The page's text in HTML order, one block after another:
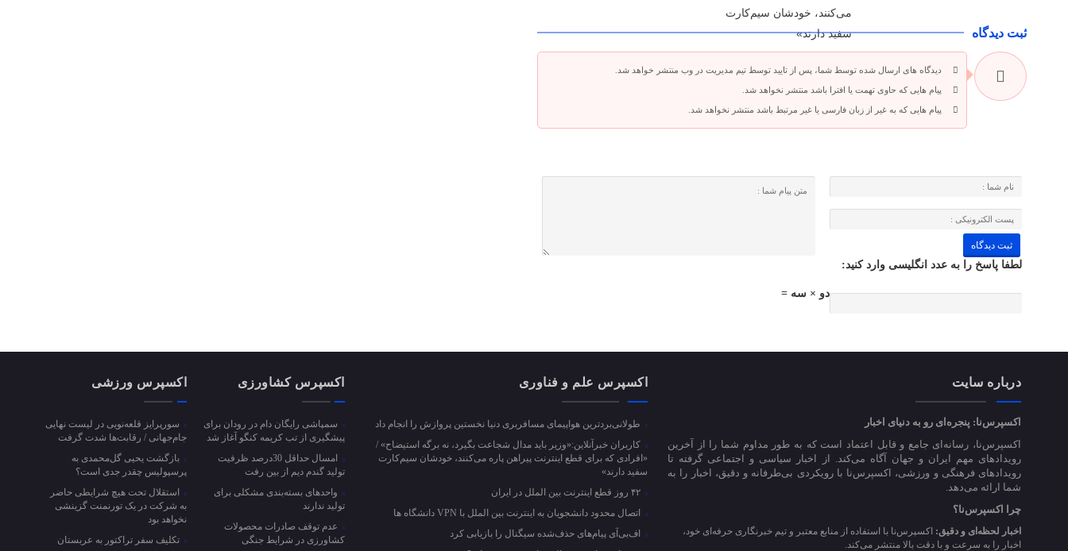
می‌کنند، خودشان سیم‌کارت
سفید دارند»
ثبت دیدگاه
دیدگاه های ارسال شده توسط شما، پس از تایید توسط تیم مدیریت در وب منتشر خواهد شد.
پیام هایی که حاوی تهمت یا افترا باشد منتشر نخواهد شد.
پیام هایی که به غیر از زبان فارسی یا غیر مرتبط باشد منتشر نخواهد شد.
لطفا پاسخ را به عدد انگلیسی وارد کنید:
دو × سه =
درباره سایت
اکسپرس‌نا: پنجره‌ای رو به دنیای اخبار
اکسپرس‌نا، رسانه‌ای جامع و قابل اعتماد است که به طور مداوم شما را از آخرین
رویدادهای مهم ایران و جهان آگاه می‌کند. از اخبار سیاسی و اجتماعی گرفته تا
رویدادهای فرهنگی و ورزشی، اکسپرس‌نا با رویکردی بی‌طرفانه و دقیق، اخبار را به
شما ارائه می‌دهد.
چرا اکسپرس‌نا؟
اخبار لحظه‌ای و دقیق: اکسپرس‌نا با استفاده از منابع معتبر و تیم خبرنگاری حرفه‌ای خود،
اخبار را به سرعت و با دقت بالا منتشر می‌کند.
اکسپرس علم و فناوری
طولانی‌بردترین هواپیمای مسافربری دنیا نخستین پروازش را انجام داد
کاربران خبرآنلاین:«وزیر باید مدال شجاعت بگیرد، نه برگه استیضاح» /
«افرادی که برای قطع اینترنت پیراهن پاره می‌کنند، خودشان سیم‌کارت
سفید دارند»
اتصال محدود دانشجویان به اینترنت بین الملل با VPN دانشگاه ها
اف‌بی‌آی پیام‌های حذف‌شده سیگنال را بازیابی کرد
اکسپرس کشاورزی
سمپاشی رایگان دام در رودان برای
پیشگیری از تب کریمه کنگو آغاز شد
امسال حداقل 30درصد ظرفیت
تولید گندم دیم از بین رفت
واحد‌های بسته‌بندی مشکلی برای
تولید ندارند
عدم توقف صادرات محصولات
کشاورزی در شرایط جنگی
اکسپرس ورزشی
سورپرایز قلعه‌نویی در لیست نهایی
جام‌جهانی / رقابت‌ها شدت گرفت
بازگشت یحیی گل‌محمدی به
پرسپولیس چقدر جدی است؟
استقلال تحت هیچ شرایطی حاضر
به شرکت در یک تورنمنت گزینشی
نخواهد بود
تکلیف سفر تراکتور به عربستان